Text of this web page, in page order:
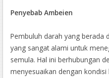
Penyebab Ambeien
Pembuluh darah yang berada
yang sangat alami untuk
semula. Hal ini berhubungan
menyesuaikan dengan